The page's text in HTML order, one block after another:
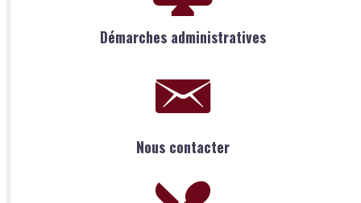
Démarches administratives
Nous contacter